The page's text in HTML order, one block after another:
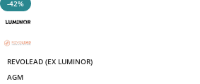
-42%
REVOLEAD (EX LUMINOR)
AGM